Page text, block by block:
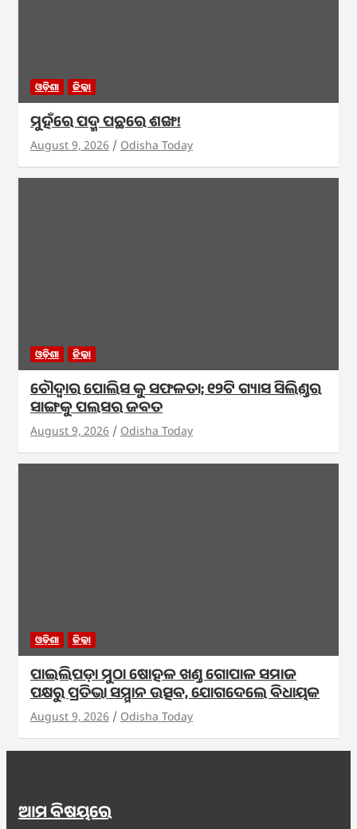
ଓଡ଼ିଶା ଜିଲ୍ଲା
ମୁହଁରେ ପଦ୍ମ ପଛରେ ଶଙ୍ଖ!
August 9, 2026 Odisha Today
ଓଡ଼ିଶା ଜିଲ୍ଲା
ଚୌଦ୍ଵାର ପୋଲିସ କୁ ସଫଳତା; ୧୨ଟି ଗ୍ୟାସ ସିଲିଣ୍ଡର
ସାଙ୍ଗକୁ ପଲସର ଜବତ
August 9, 2026 Odisha Today
ଓଡ଼ିଶା ଜିଲ୍ଲା
ପାଇଲିପଡ଼ା ମୁଠା ଷୋହଳ ଖଣ୍ଡ ଗୋପାଳ ସମାଜ
ପକ୍ଷରୁ ପ୍ରତିଭା ସମ୍ମାନ ଉତ୍ସବ, ଯୋଗଦେଲେ ବିଧାୟକ
August 9, 2026 Odisha Today
ଆମ ବିଷୟରେ